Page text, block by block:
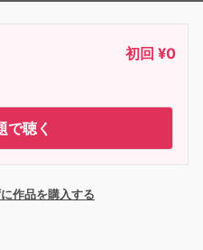
初回 ¥0
で聴く
作品を購入する